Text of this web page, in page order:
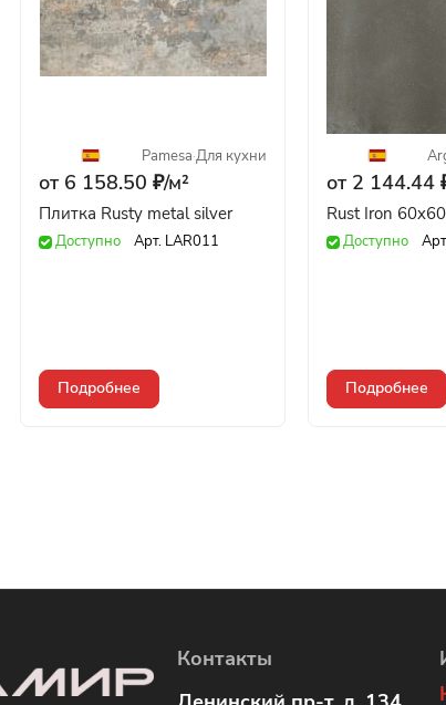
Pamesa·Для кухни
от 6 158.50 ₽/м²
Плитка Rusty metal silver
Доступно Арт. LAR011
Подробнее
от 2 144.44
Rust Iron 60x60
Доступно
Подробнее
Контакты